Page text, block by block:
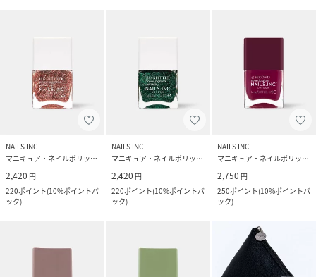
NAILS INC
マニキュア・ネイルポリッシュ
2,420 円
220ポイント(10%ポイントバ
ック)
NAILS INC
マニキュア・ネイルポリッシュ
2,420 円
220ポイント(10%ポイントバ
ック)
NAILS INC
マニキュア・ネイルポリッシュ
2,750 円
250ポイント(10%ポイントバ
ック)